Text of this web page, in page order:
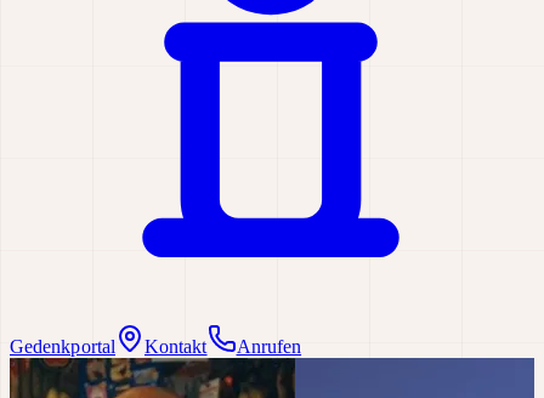
Gedenkportal Kontakt Anrufen